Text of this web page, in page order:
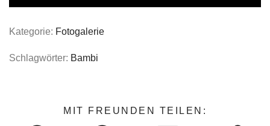
Kategorie: Fotogalerie
Schlagwörter: Bambi
MIT FREUNDEN TEILEN: